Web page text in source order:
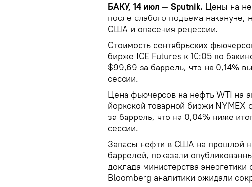
БАКУ, 14 июл — Sputnik. Цены на
после слабого подъема накануне,
США и опасения рецессии.
Стоимость сентябрьских
бирже ICE Futures к 10:05 по
$99,69 за баррель, что на 0,14%
сессии.
Цена фьючерсов на нефть WTI на
йоркской товарной биржи NYMEX
за баррель, что на 0,04% ниже
сессии.
Запасы нефти в США на прошлой
баррелей, показали
доклада министерства
Bloomberg аналитики ожидали